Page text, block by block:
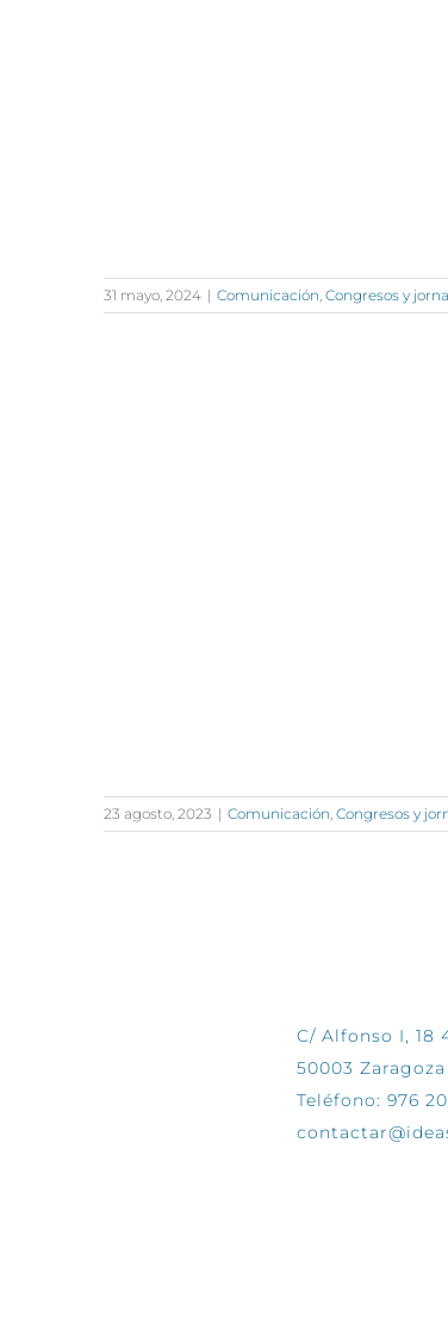
31 mayo, 2024 | Comunicación, Congresos y
23 agosto, 2023 | Comunicación, Congresos y
C/ Alfonso I, 18
50003 Zaragoza
Teléfono: 976